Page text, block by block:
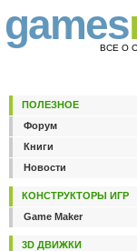
games
ВСЕ О
ПОЛЕЗНОЕ
Форум
Книги
Новости
КОНСТРУКТОРЫ ИГР
Game Maker
3D ДВИЖКИ